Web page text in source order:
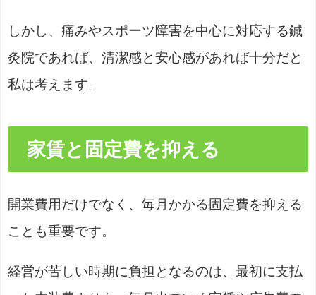
しかし、痛みやスポーツ障害を中心に対応する鍼
灸院であれば、清潔感と安心感があれば十分だと
私は考えます。
家賃と固定費を抑える
開業費用だけでなく、毎月かかる固定費を抑える
ことも重要です。
経営が苦しい時期に負担となるのは、最初に支払